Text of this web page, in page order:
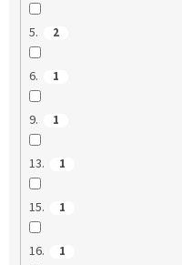
5. 2
6. 1
9. 1
13. 1
15. 1
16. 1